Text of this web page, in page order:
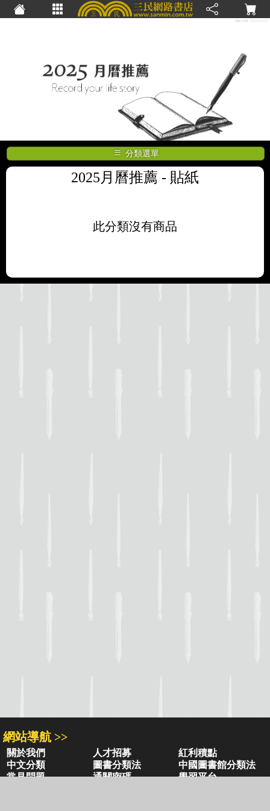
分類選單
2025月曆推薦 - 貼紙
此分類沒有商品
網站導航 >>
關於我們 人才招募
紅利積點
中文分類
圖書分類法
中國圖書館分類法
常見問題
通關密碼
學習平台